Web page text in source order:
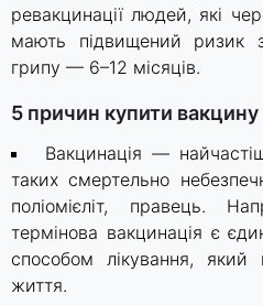
ревакцинації людей, які
мають підвищений ризик
грипу — 6–12 місяців.
5 причин купити
Вакцинація —
таких смертельно
поліомієліт, правець.
термінова вакцинація є
способом лікування,
життя.